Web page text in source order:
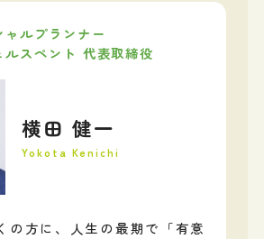
ャルプランナー
ルスペント 代表取締役
横田 健一
Yokota Kenichi
の方に、人生の最期で「有意